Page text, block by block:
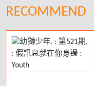
RECOMMEND